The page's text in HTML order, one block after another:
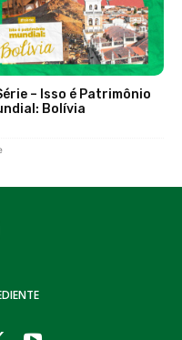
– Isso é Patrimônio
Bolívia